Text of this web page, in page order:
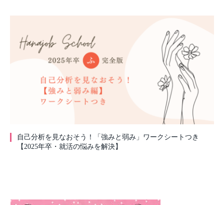
自己分析を見なおそう！「強みと弱み」ワークシートつき
【2025年卒・就活の悩みを解決】